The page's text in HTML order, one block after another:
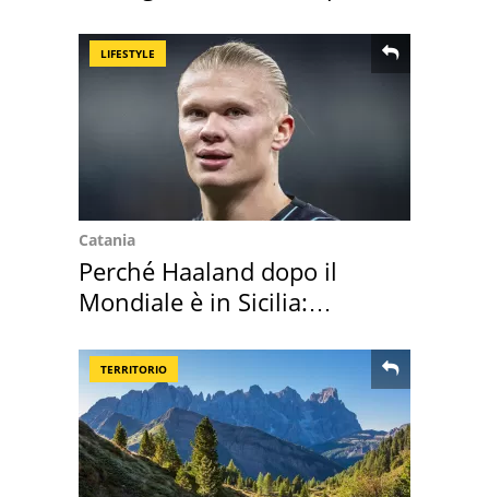
LIFESTYLE
Catania
Perché Haaland dopo il
Mondiale è in Sicilia:
TERRITORIO